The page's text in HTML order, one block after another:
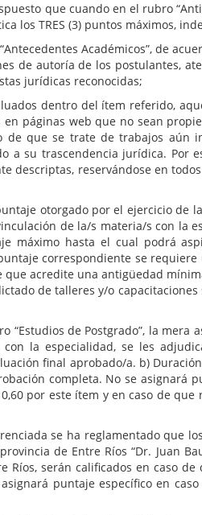
que cuando en el rubro
los TRES (3) puntos máximos,
Académicos”, de acuerdo
de autoría de los postulantes,
jurídicas reconocidas;
del ítem referido, aquellos
páginas web que no sean
de que se trate de trabajos aún
a su trascendencia jurídica. Por
descriptas, reservándose en
por el ejercicio de la
de la/s materia/s con la
máximo hasta el cual podrá
correspondiente se
acredite una antigüedad
de talleres y/o
de Postgrado”, la mera
con la especialidad, se les
final aprobado/a. b)
completa. No se
por este ítem y en caso de
ha reglamentado que los
de Entre Ríos “Dr. Juan
Ríos, serán calificados en caso
puntaje específico en